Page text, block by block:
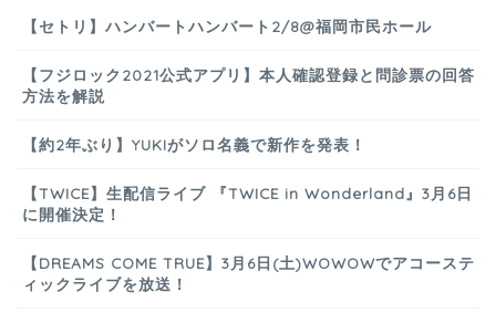
【セトリ】ハンバートハンバート2/8@福岡市民ホール
【フジロック2021公式アプリ】本人確認登録と問診票の回答
方法を解説
【約2年ぶり】YUKIがソロ名義で新作を発表！
【TWICE】生配信ライブ 『TWICE in Wonderland』3月6日
に開催決定！
【DREAMS COME TRUE】3月6日(土)WOWOWでアコーステ
ィックライブを放送！